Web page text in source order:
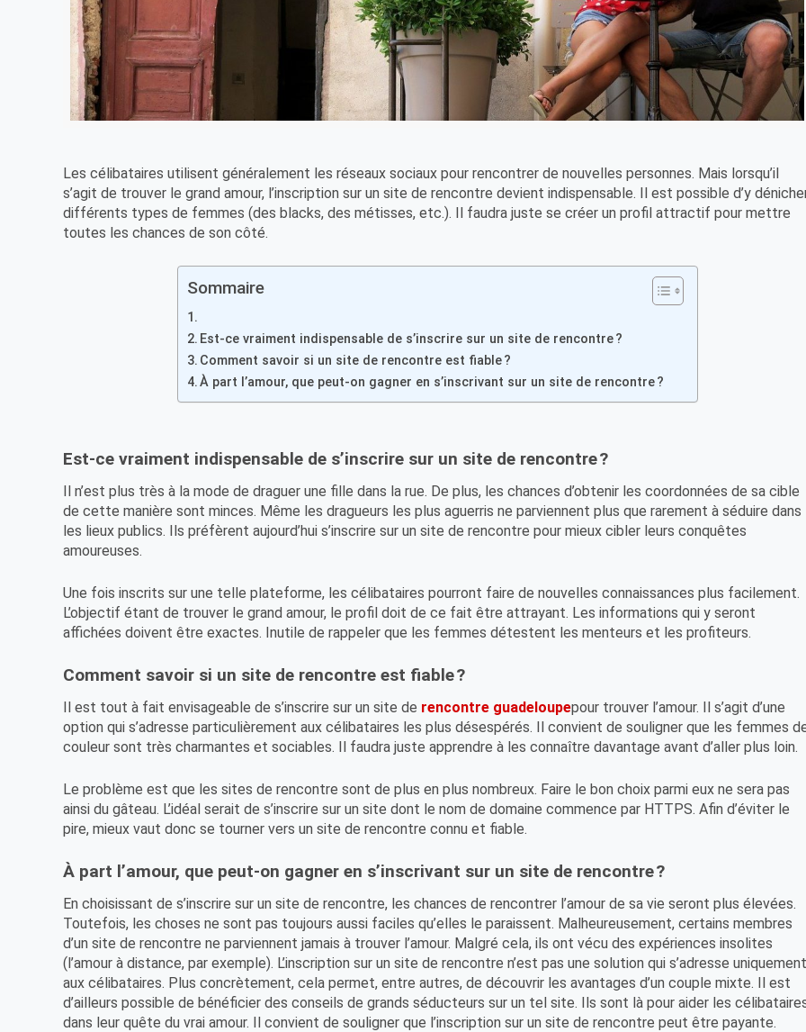
Les célibataires utilisent généralement les réseaux sociaux pour rencontrer de nouvelles personnes. Mais lorsqu’il
s’agit de trouver le grand amour, l’inscription sur un site de rencontre devient indispensable. Il est possible d’y
différents types de femmes (des blacks, des métisses, etc.). Il faudra juste se créer un profil attractif pour mettre
toutes les chances de son côté.
Sommaire
Est-ce vraiment indispensable de s’inscrire sur un site de rencontre ?
Comment savoir si un site de rencontre est fiable ?
À part l’amour, que peut-on gagner en s’inscrivant sur un site de rencontre ?
Est-ce vraiment indispensable de s’inscrire sur un site de rencontre ?
Il n’est plus très à la mode de draguer une fille dans la rue. De plus, les chances d’obtenir les coordonnées de sa cible
de cette manière sont minces. Même les dragueurs les plus aguerris ne parviennent plus que rarement à séduire dans
les lieux publics. Ils préfèrent aujourd’hui s’inscrire sur un site de rencontre pour mieux cibler leurs conquêtes
amoureuses.
Une fois inscrits sur une telle plateforme, les célibataires pourront faire de nouvelles connaissances plus facilement.
L’objectif étant de trouver le grand amour, le profil doit de ce fait être attrayant. Les informations qui y seront
affichées doivent être exactes. Inutile de rappeler que les femmes détestent les menteurs et les profiteurs.
Comment savoir si un site de rencontre est fiable ?
Il est tout à fait envisageable de s’inscrire sur un site de rencontre guadeloupepour trouver l’amour. Il s’agit d’une
option qui s’adresse particulièrement aux célibataires les plus désespérés. Il convient de souligner que les femmes
couleur sont très charmantes et sociables. Il faudra juste apprendre à les connaître davantage avant d’aller plus loin.
Le problème est que les sites de rencontre sont de plus en plus nombreux. Faire le bon choix parmi eux ne sera pas
ainsi du gâteau. L’idéal serait de s’inscrire sur un site dont le nom de domaine commence par HTTPS. Afin d’éviter le
pire, mieux vaut donc se tourner vers un site de rencontre connu et fiable.
À part l’amour, que peut-on gagner en s’inscrivant sur un site de rencontre ?
En choisissant de s’inscrire sur un site de rencontre, les chances de rencontrer l’amour de sa vie seront plus élevées.
Toutefois, les choses ne sont pas toujours aussi faciles qu’elles le paraissent. Malheureusement, certains membres
d’un site de rencontre ne parviennent jamais à trouver l’amour. Malgré cela, ils ont vécu des expériences insolites
(l’amour à distance, par exemple). L’inscription sur un site de rencontre n’est pas une solution qui s’adresse
aux célibataires. Plus concrètement, cela permet, entre autres, de découvrir les avantages d’un couple mixte. Il est
d’ailleurs possible de bénéficier des conseils de grands séducteurs sur un tel site. Ils sont là pour aider les
dans leur quête du vrai amour. Il convient de souligner que l’inscription sur un site de rencontre peut être payante.